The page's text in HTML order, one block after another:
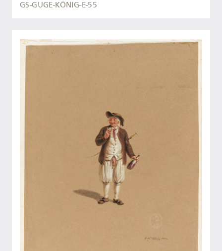
GS-GUGE-KÖNIG-E-55